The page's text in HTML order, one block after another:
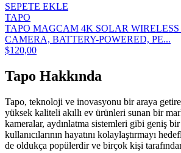
SEPETE EKLE
TAPO
TAPO MAGCAM 4K SOLAR WIRELESS
CAMERA, BATTERY-POWERED, PE...
$120,00
Tapo Hakkında
Tapo, teknoloji ve inovasyonu bir araya
yüksek kaliteli akıllı ev ürünleri sunan bir
kameralar, aydınlatma sistemleri gibi geniş
kullanıcılarının hayatını kolaylaştırmayı
de oldukça popülerdir ve birçok kişi